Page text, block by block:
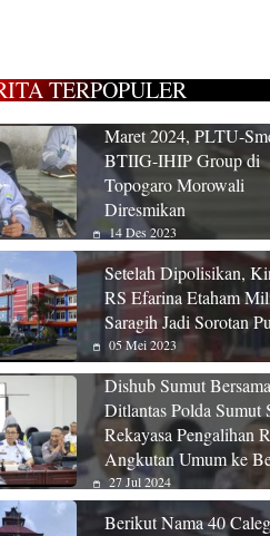
TERPOPULER
Maret 2024, PLTU-
BTIIG-IHIP Group di
Topogaro Morowali
Diresmikan
14 Des 2023
Setelah Dipolisikan,
RS Efarina Etaham
Saragih Jadi Sorotan
05 Mei 2023
Dishub Sumut Bersama
Ditlantas Polda Sumut
Rekayasa Pengalihan
Angkutan Umum ke
27 Jul 2024
Berikut Nama 40